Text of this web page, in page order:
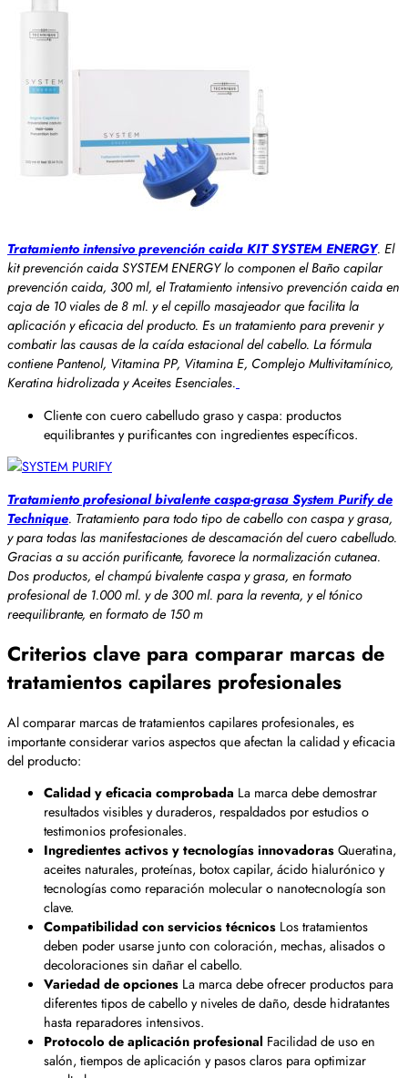
Tratamiento intensivo prevención caida KIT SYSTEM ENERGY. El
kit prevención caida SYSTEM ENERGY lo componen el Baño capilar
prevención caida, 300 ml, el Tratamiento intensivo prevención caida en
caja de 10 viales de 8 ml. y el cepillo masajeador que facilita la
aplicación y eficacia del producto. Es un tratamiento para prevenir y
combatir las causas de la caída estacional del cabello. La fórmula
contiene Pantenol, Vitamina PP, Vitamina E, Complejo Multivitamínico,
Keratina hidrolizada y Aceites Esenciales.
Cliente con cuero cabelludo graso y caspa: productos
equilibrantes y purificantes con ingredientes específicos.
Tratamiento profesional bivalente caspa-grasa System Purify de
Technique. Tratamiento para todo tipo de cabello con caspa y grasa,
y para todas las manifestaciones de descamación del cuero cabelludo.
Gracias a su acción purificante, favorece la normalización cutanea.
Dos productos, el champú bivalente caspa y grasa, en formato
profesional de 1.000 ml. y de 300 ml. para la reventa, y el tónico
reequilibrante, en formato de 150 m
Criterios clave para comparar marcas de
tratamientos capilares profesionales
Al comparar marcas de tratamientos capilares profesionales, es
importante considerar varios aspectos que afectan la calidad y eficacia
del producto:
Calidad y eficacia comprobada La marca debe demostrar
resultados visibles y duraderos, respaldados por estudios o
testimonios profesionales.
Ingredientes activos y tecnologías innovadorasQueratina,
aceites naturales, proteínas, botox capilar, ácido hialurónico y
tecnologías como reparación molecular o nanotecnología son
clave.
Compatibilidad con servicios técnicos Los tratamientos
deben poder usarse junto con coloración, mechas, alisados o
decoloraciones sin dañar el cabello.
Variedad de opciones La marca debe ofrecer productos para
diferentes tipos de cabello y niveles de daño, desde hidratantes
hasta reparadores intensivos.
Protocolo de aplicación profesional Facilidad de uso en
salón, tiempos de aplicación y pasos claros para optimizar